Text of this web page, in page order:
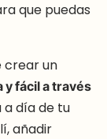
que puedas
crear un
y fácil a través
a día de tu
añadir